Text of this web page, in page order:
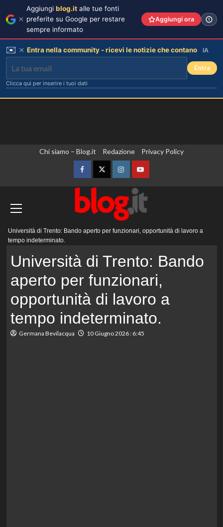
Chi siamo – Blog.it Redazione Privacy Policy
FacebookTwitterInstagramYouTube
Menu
principale
Università di Trento: Bando aperto per funzionari, opportunità di lavoro a
tempo indeterminato.
Università di Trento: Bando
aperto per funzionari,
opportunità di lavoro a
tempo indeterminato.
Germana Bevilacqua 10 Giugno 2026 : 6:45
Aggiungi blog.it alle tue fonti
preferite su Google per restare
sempre informato
Aggiungi ora
✉️ Entra nella community - ricevi le notizie che contano IA
Entra
Clicca qui per inserire i tuoi dati